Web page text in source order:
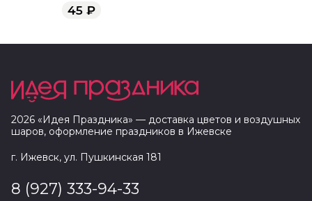
45 ₽
2026 «Идея Праздника» — доставка цветов и воздушных
шаров, оформление праздников в Ижевске
г. Ижевск, ул. Пушкинская 181
8 (927) 333-94-33